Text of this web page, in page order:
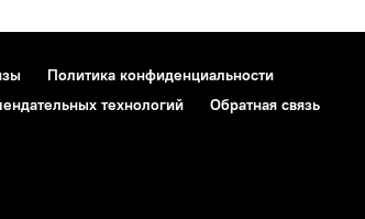
Политика конфиденциальности
технологий Обратная связь